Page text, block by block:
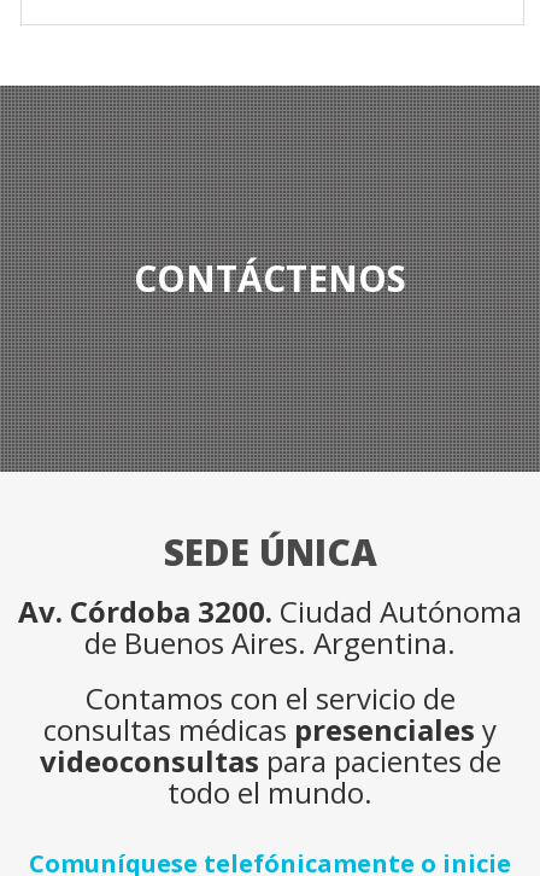
CONTÁCTENOS
SEDE ÚNICA
Av. Córdoba 3200. Ciudad Autónoma
de Buenos Aires. Argentina.
Contamos con el servicio de
consultas médicas presenciales y
videoconsultas para pacientes de
todo el mundo.
Comuníquese telefónicamente o inicie